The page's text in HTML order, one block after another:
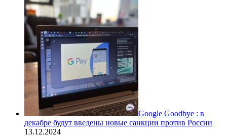
Google Goodbye : в
декабре будут введены новые санкции против России
13.12.2024